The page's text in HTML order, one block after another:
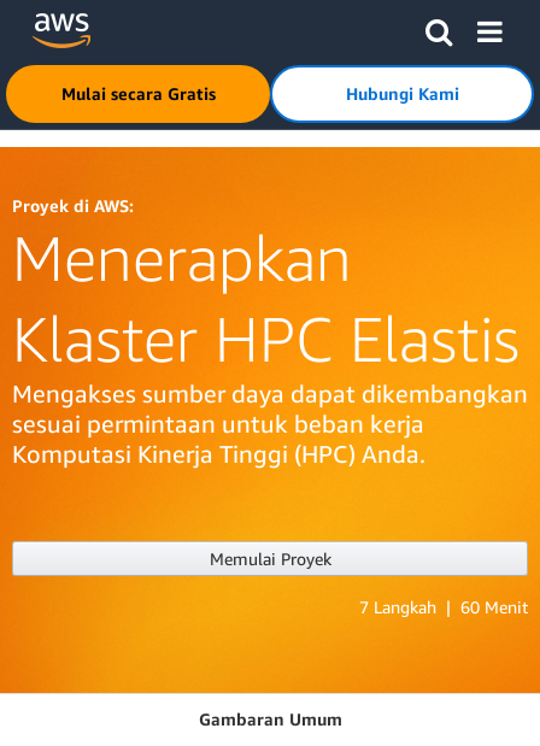
Lewati ke Konten Utama
Klik di sini untuk kembali ke halaman beranda Amazon
Mulai secara Gratis Hubungi Kami
Proyek di AWS:
Menerapkan
Klaster HPC Elastis
Mengakses sumber daya dapat dikembangkan
sesuai permintaan untuk beban kerja
Komputasi Kinerja Tinggi (HPC) Anda.
Memulai Proyek
7 Langkah | 60 Menit
Gambaran Umum